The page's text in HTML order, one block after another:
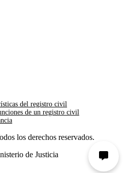
del registro civil
de un registro civil
los derechos reservados.
de Justicia